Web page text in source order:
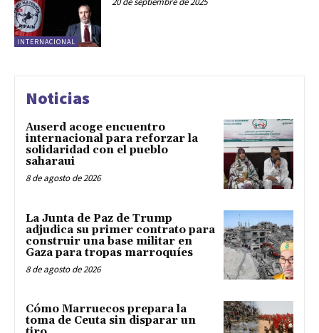
INTERNACIONAL
Noticias
Auserd acoge encuentro
internacional para reforzar la
solidaridad con el pueblo
saharaui
8 de agosto de 2026
La Junta de Paz de Trump
adjudica su primer contrato para
construir una base militar en
Gaza para tropas marroquíes
8 de agosto de 2026
Cómo Marruecos prepara la
toma de Ceuta sin disparar un